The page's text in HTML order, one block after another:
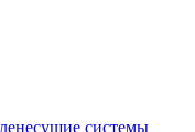
системы